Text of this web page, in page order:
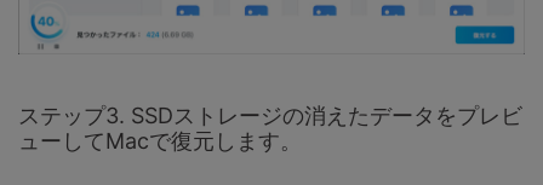
ステップ3. SSDストレージの消えたデータをプレビ
ューしてMacで復元します。